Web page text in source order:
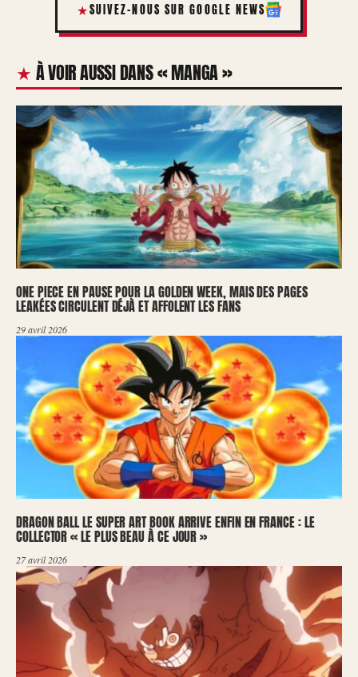
SUIVEZ-NOUS SUR GOOGLE NEWS
À VOIR AUSSI DANS « MANGA »
ONE PIECE EN PAUSE POUR LA GOLDEN WEEK, MAIS DES PAGES
LEAKÉES CIRCULENT DÉJÀ ET AFFOLENT LES FANS
29 avril 2026
DRAGON BALL LE SUPER ART BOOK ARRIVE ENFIN EN FRANCE : LE
COLLECTOR « LE PLUS BEAU À CE JOUR »
27 avril 2026